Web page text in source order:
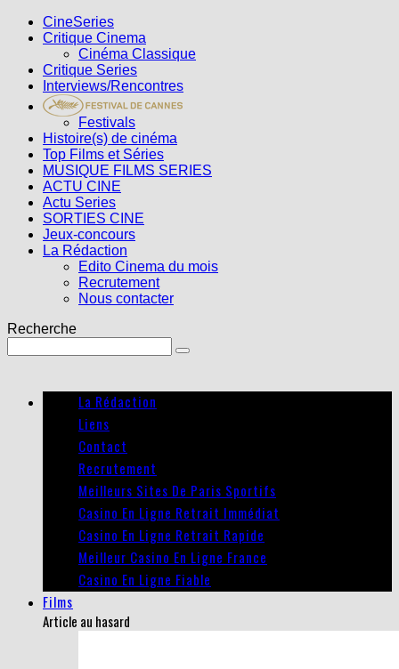
CineSeries
Critique Cinema
Cinéma Classique
Critique Series
Interviews/Rencontres
Festivals
Histoire(s) de cinéma
Top Films et Séries
MUSIQUE FILMS SERIES
ACTU CINE
Actu Series
SORTIES CINE
Jeux-concours
La Rédaction
Edito Cinema du mois
Recrutement
Nous contacter
Recherche
La Rédaction
Liens
Contact
Recrutement
Meilleurs Sites De Paris Sportifs
Casino En Ligne Retrait Immédiat
Casino En Ligne Retrait Rapide
Meilleur Casino En Ligne France
Casino En Ligne Fiable
Films
Article au hasard